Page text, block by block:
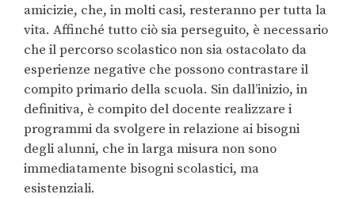
amicizie, che, in molti casi, resteranno per tutta la
vita. Affinché tutto ciò sia perseguito, è necessario
che il percorso scolastico non sia ostacolato da
esperienze negative che possono contrastare il
compito primario della scuola. Sin dall’inizio, in
definitiva, è compito del docente realizzare i
programmi da svolgere in relazione ai bisogni
degli alunni, che in larga misura non sono
immediatamente bisogni scolastici, ma
esistenziali.